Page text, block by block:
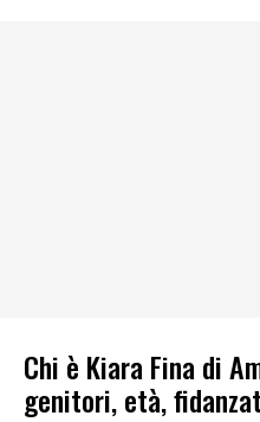
Chi è Kiara Fina di
genitori, età,